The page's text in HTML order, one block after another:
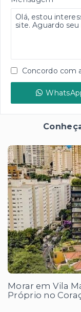
Concordo com
Morar em Vila
Próprio no